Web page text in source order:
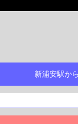
新浦安駅か